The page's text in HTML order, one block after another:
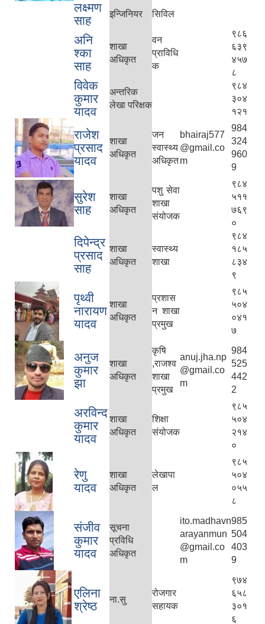
लक्ष्मण
साह
इन्जिनियर सिविल
अनि
श्का
साह
शाखा
अधिकृत
वन
प्राविधि
क
९८६
६३९
४५७
८
विवेक
कुमार
यादव
अन्तरिक
लेखा परिक्षक
९८४
३०४
१२१
राजेश
प्रसाद
यादव
शाखा
अधिकृत
जन
स्वास्थ्य
अधिकृत
bhairaj577
@gmail.co
m
984
324
960
9
सुरेश
साह
शाखा
अधिकृत
पशु सेवा
शाखा
संयोजक
९८४
५११
७६९
०
दिपेन्द्र
प्रसाद
साह
शाखा
अधिकृत
स्वास्थ्य
शाखा
९८४
१८५
८३४
९
पृथ्वी
नारायण
यादव
शाखा
अधिकृत
प्रशास
न शाखा
प्रमुख
९८५
५०४
०४१
७
अनुज
कुमार
झा
शाखा
अधिकृत
कृषि
,राजश्व
शाखा
प्रमुख
anuj.jha.np
@gmail.co
m
984
525
442
2
अरविन्द
कुमार
यादव
शाखा
अधिकृत
शिक्षा
संयोजक
९८५
५०४
२१४
०
रेणु
यादव
शाखा
अधिकृत
लेखापा
ल
९८५
५०४
०५५
८
संजीव
कुमार
यादव
सूचना
प्रविधि
अधिकृत
ito.madhavn
arayanmun
@gmail.co
m
985
504
403
9
एलिना
श्रेष्ठ
ना.सु
रोजगार
सहायक
९७४
६५८
३०१
६